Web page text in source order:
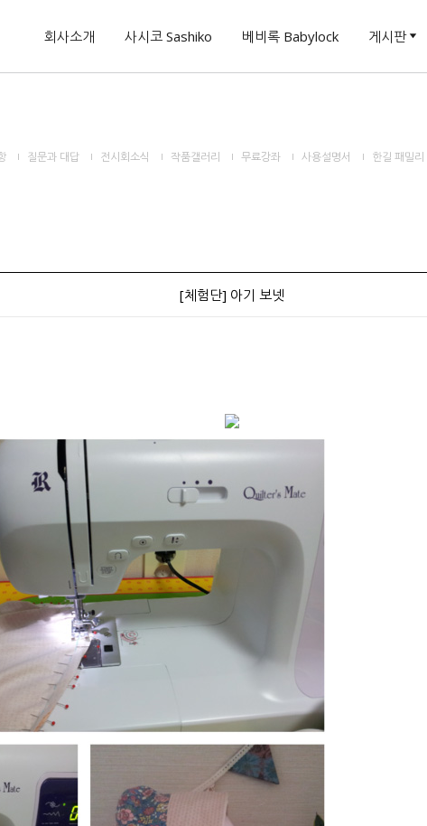
회사소개 사시코 Sashiko 베비록 Babylock 게시판
질문과 대답 전시회소식 작품갤러리 무료강좌 사용설명서 한길 패밀리
[체험단] 아기 보넷